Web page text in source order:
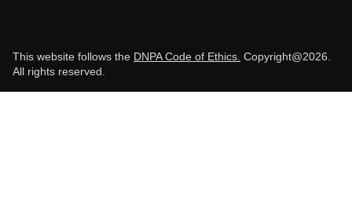
This website follows the DNPA Code of Ethics. Copyright@2026.
All rights reserved.